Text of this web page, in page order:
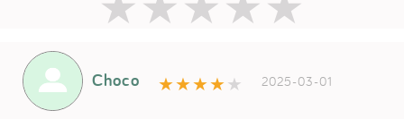
Choco 2025-03-01